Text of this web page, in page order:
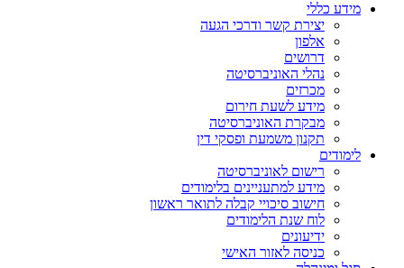
מידע כללי
יצירת קשר ודרכי הגעה
אלפון
דרושים
נהלי האוניברסיטה
מכרזים
מידע לשעת חירום
מבקרת האוניברסיטה
תקנון משמעת ופסקי דין
לימודים
רישום לאוניברסיטה
מידע למתעניינים בלימודים
חישוב סיכויי קבלה לתואר ראשון
לוח שנת הלימודים
ידיעונים
כניסה לאזור האישי